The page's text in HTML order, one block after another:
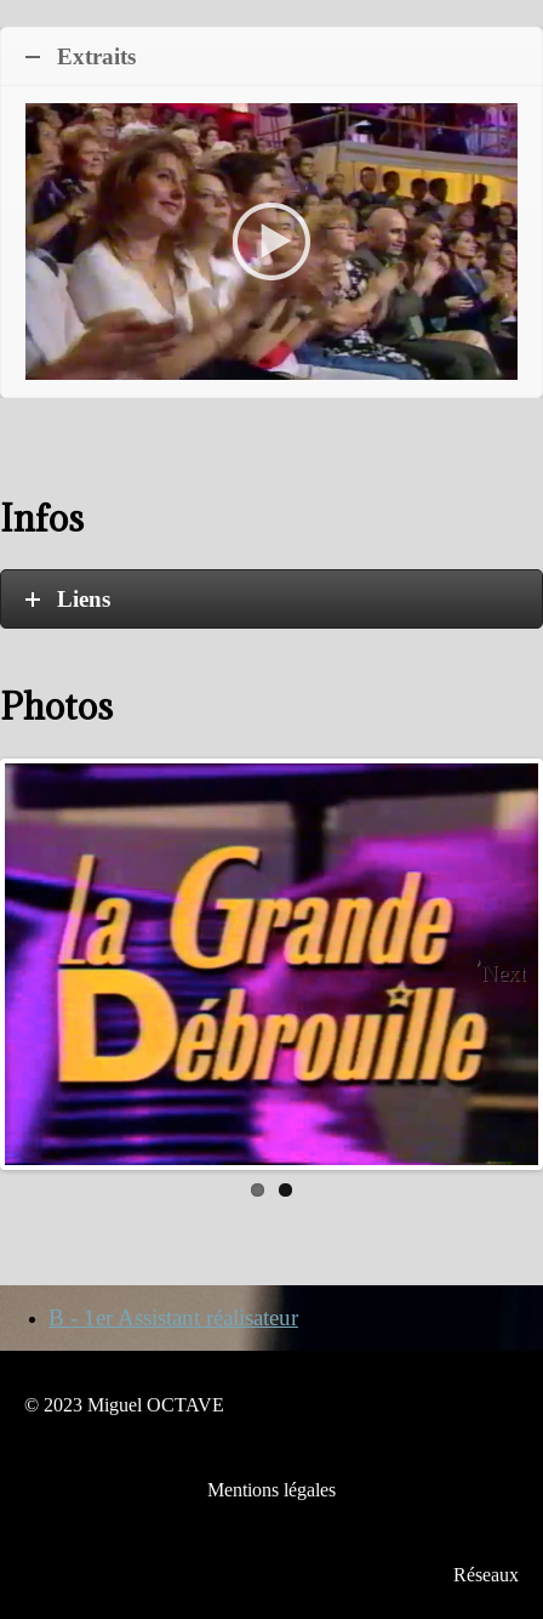
Extraits
Infos
Liens
Photos
Next
B - 1er Assistant réalisateur
© 2023 Miguel OCTAVE
Mentions légales
Réseaux